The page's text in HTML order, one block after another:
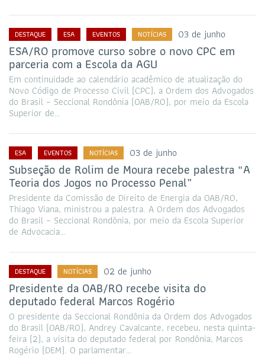
DESTAQUE ESA EVENTOS NOTÍCIAS 03 de junho
ESA/RO promove curso sobre o novo CPC em
parceria com a Escola da AGU
Em continuidade ao calendário acadêmico de atualização do
Novo Código de Processo Civil (CPC), a Ordem dos Advogados
do Brasil – Seccional Rondônia (OAB/RO), por meio da Escola
Superior de…
ESA EVENTOS NOTÍCIAS 03 de junho
Subseção de Rolim de Moura recebe palestra “A
Teoria dos Jogos no Processo Penal”
Presidente da Comissão de Direito de Energia da OAB/RO,
Thiago Viana, ministrou a palestra. A Ordem dos Advogados
do Brasil – Seccional Rondônia, por meio da Escola Superior
de Advocacia…
DESTAQUE NOTÍCIAS 02 de junho
Presidente da OAB/RO recebe visita do
deputado federal Marcos Rogério
O presidente da Seccional Rondônia da Ordem dos Advogados
do Brasil (OAB/RO), Andrey Cavalcante, recebeu, nesta quinta-
feira (2), a visita do deputado federal por Rondônia, Marcos
Rogério (DEM). O parlamentar…